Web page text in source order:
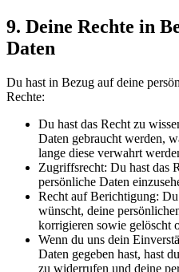
9. Deine Rechte in
Daten
Du hast in Bezug auf deine
Rechte:
Du hast das Recht zu
Daten gebraucht werden,
lange diese verwahrt
Zugriffsrecht: Du hast das
persönliche Daten
Recht auf Berichtigung:
wünscht, deine
korrigieren sowie gelöscht
Wenn du uns dein
Daten gegeben hast, hast
zu widerrufen und deine